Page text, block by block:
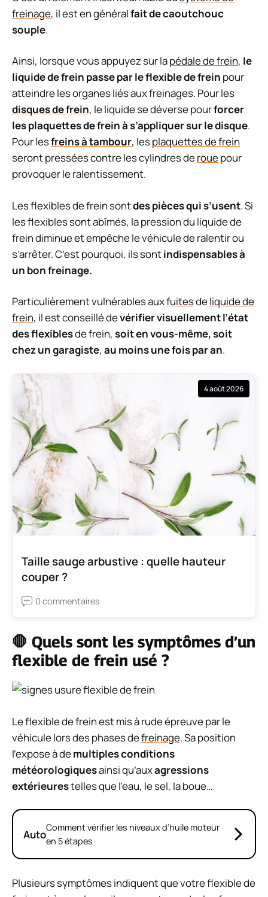
freinage, il est en généralfait de caoutchouc
souple.
Ainsi, lorsque vous appuyez sur lapédale de frein, le
liquide de frein passe par le flexible de frein pour
atteindre les organes liés aux freinages. Pour les
disques de frein, le liquide se déverse pourforcer
les plaquettes de frein à s’appliquer sur le disque.
Pour lesfreins à tambour, lesplaquettes de frein
seront pressées contre les cylindres derouepour
provoquer le ralentissement.
Les flexibles de frein sontdes pièces qui s’usent. Si
les flexibles sont abîmés, la pression du liquide de
frein diminue et empêche le véhicule de ralentir ou
s’arrêter. C’est pourquoi, ils sontindispensables à
un bon freinage.
Particulièrement vulnérables auxfuitesdeliquide de
frein, il est conseillé devérifier visuellement l’état
des flexiblesde frein, soit en vous-même, soit
chez un garagiste, au moins une fois par an.
4 août 2026
Taille sauge arbustive : quelle hauteur
couper ?
0 commentaires
🛑 Quels sont les symptômes d’un
flexible de frein usé ?
Le flexible de frein est mis à rude épreuve par le
véhicule lors des phases defreinage. Sa position
l’expose à demultiples conditions
météorologiquesainsi qu’auxagressions
extérieurestelles que l’eau, le sel, la boue…
AutoComment vérifier les niveaux d’huile moteur
en 5 étapes
Plusieurs symptômes indiquent que votre flexible de